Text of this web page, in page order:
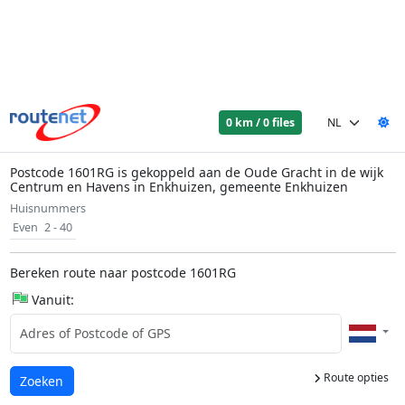
0 km / 0 files
Postcode 1601RG is gekoppeld aan de Oude Gracht in de wijk
Centrum en Havens in Enkhuizen, gemeente Enkhuizen
Huisnummers
Even 2 - 40
Bereken route naar postcode 1601RG
Vanuit:
Route opties
Laden...
Zoeken